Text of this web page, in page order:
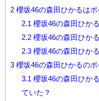
2 櫻坂46の森田ひかるはポ
2.1 櫻坂46の森田ひか
2.2櫻坂46の森田ひか
2.3櫻坂46の森田ひか
3 櫻坂46の森田ひかるの
3.1 櫻坂46の森田ひか
ていた？